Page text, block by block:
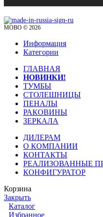
MOBO © 2026
Информация
Категории
ГЛАВНАЯ
НОВИНКИ!
ТУМБЫ
СТОЛЕШНИЦЫ
ПЕНАЛЫ
РАКОВИНЫ
ЗЕРКАЛА
ДИЛЕРАМ
О КОМПАНИИ
КОНТАКТЫ
РЕАЛИЗОВАННЫЕ
КОНФИГУРАТОР
Корзина
Закрыть
Каталог
Избранное